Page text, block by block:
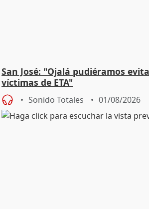
San José: "Ojalá pudiéramos
víctimas de ETA"
Sonido Totales 01/08/2026